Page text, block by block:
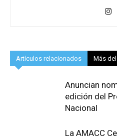
Artículos relacionados Más
Anuncian
edición del
Nacional
La AMACC